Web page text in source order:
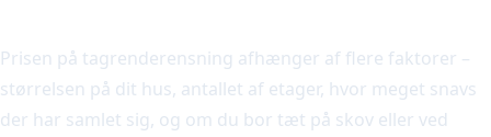
Prisen på tagrenderensning afhænger af flere faktorer –
størrelsen på dit hus, antallet af etager, hvor meget snavs
der har samlet sig, og om du bor tæt på skov eller ved